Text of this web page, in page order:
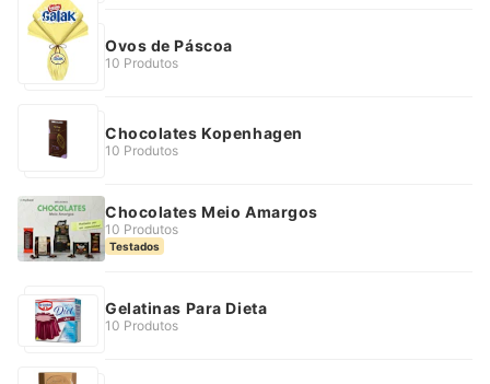
Ovos de Páscoa
10 Produtos
Chocolates Kopenhagen
10 Produtos
Chocolates Meio Amargos
10 Produtos
Testados
Gelatinas Para Dieta
10 Produtos